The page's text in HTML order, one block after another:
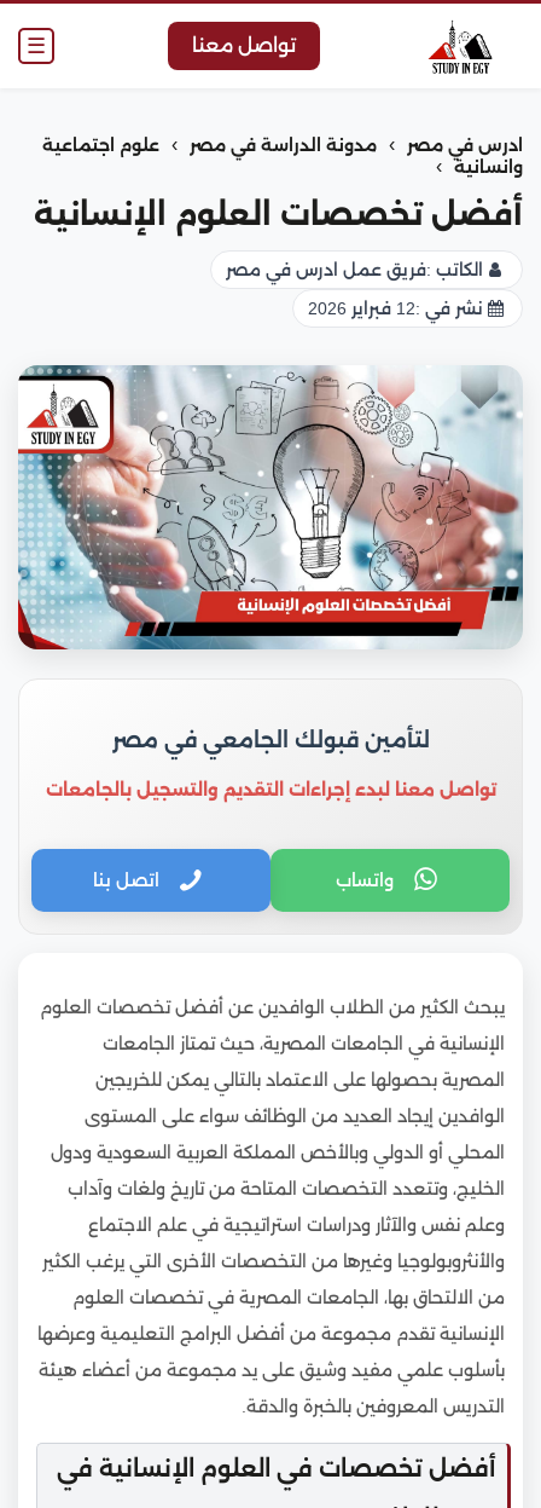
☰ تواصل معنا
ادرس في مصر › مدونة الدراسة في مصر ›
علوم اجتماعية
وانسانية
›
أفضل تخصصات العلوم الإنسانية
الكاتب :فريق عمل ادرس في مصر
نشر في :12 فبراير 2026
لتأمين قبولك الجامعي في مصر
تواصل معنا لبدء إجراءات التقديم والتسجيل بالجامعات
واتساب اتصل بنا
يبحث الكثير من الطلاب الوافدين عن أفضل تخصصات العلوم
الإنسانية في الجامعات المصرية، حيث تمتاز الجامعات
المصرية بحصولها على الاعتماد بالتالي يمكن للخريجين
الوافدين إيجاد العديد من الوظائف سواء على المستوى
المحلي أو الدولي وبالأخص المملكة العربية السعودية ودول
الخليج، وتتعدد التخصصات المتاحة من تاريخ ولغات وآداب
وعلم نفس والآثار ودراسات استراتيجية في علم الاجتماع
والأنثروبولوجيا وغيرها من التخصصات الأخرى التي يرغب الكثير
من الالتحاق بها، الجامعات المصرية في تخصصات العلوم
الإنسانية تقدم مجموعة من أفضل البرامج التعليمية وعرضها
بأسلوب علمي مفيد وشيق على يد مجموعة من أعضاء هيئة
التدريس المعروفين بالخبرة والدقة.
أفضل تخصصات في العلوم الإنسانية في